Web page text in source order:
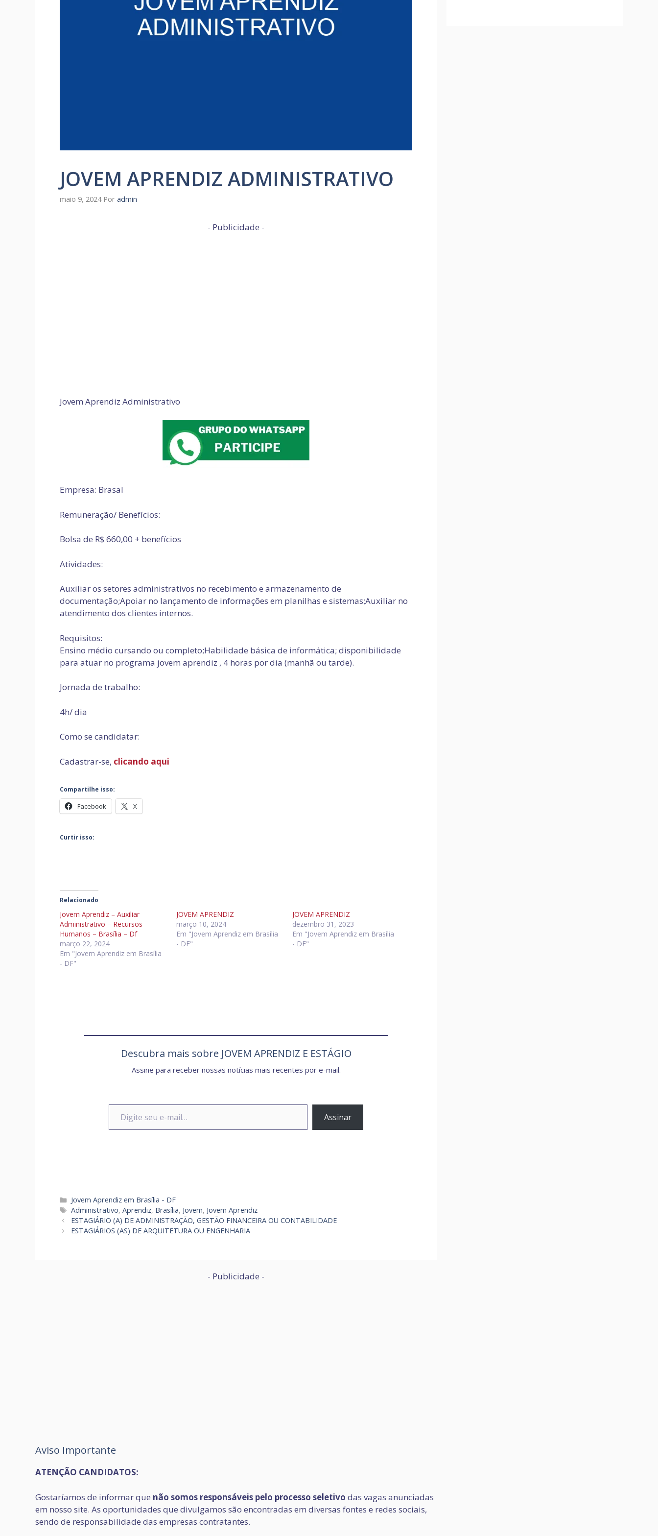
JOVEM APRENDIZ ADMINISTRATIVO
maio 9, 2024 Por admin
- Publicidade -
Jovem Aprendiz Administrativo
Empresa: Brasal
Remuneração/ Benefícios:
Bolsa de R$ 660,00 + benefícios
Atividades:
Auxiliar os setores administrativos no recebimento e armazenamento de
documentação;Apoiar no lançamento de informações em planilhas e sistemas;Auxiliar no
atendimento dos clientes internos.
Requisitos:
Ensino médio cursando ou completo;Habilidade básica de informática; disponibilidade
para atuar no programa jovem aprendiz , 4 horas por dia (manhã ou tarde).
Jornada de trabalho:
4h/ dia
Como se candidatar:
Cadastrar-se, clicando aqui
Compartilhe isso:
Facebook X
Curtir isso:
Relacionado
Jovem Aprendiz – Auxiliar
Administrativo – Recursos
Humanos – Brasília – Df
março 22, 2024
Em "Jovem Aprendiz em Brasília
- DF"
JOVEM APRENDIZ
março 10, 2024
Em "Jovem Aprendiz em Brasília
- DF"
JOVEM APRENDIZ
dezembro 31, 2023
Em "Jovem Aprendiz em Brasília
- DF"
Descubra mais sobre JOVEM APRENDIZ E ESTÁGIO
Assine para receber nossas notícias mais recentes por e-mail.
Digite seu e-mail…
Assinar
Categorias
Jovem Aprendiz em Brasília - DF
Tags
Administrativo,Aprendiz, Brasília, Jovem, Jovem Aprendiz
ESTAGIÁRIO (A) DE ADMINISTRAÇÃO, GESTÃO FINANCEIRA OU CONTABILIDADE
ESTAGIÁRIOS (AS) DE ARQUITETURA OU ENGENHARIA
- Publicidade -
Aviso Importante
ATENÇÃO CANDIDATOS:
Gostaríamos de informar que não somos responsáveis pelo processo seletivo das vagas anunciadas
em nosso site. As oportunidades que divulgamos são encontradas em diversas fontes e redes sociais,
sendo de responsabilidade das empresas contratantes.